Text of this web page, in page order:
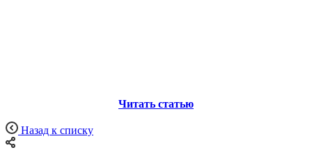
Читать статью
Назад к списку